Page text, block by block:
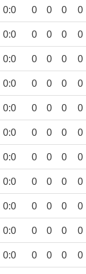
0:0 0 0 0 0
0:0 0 0 0 0
0:0 0 0 0 0
0:0 0 0 0 0
0:0 0 0 0 0
0:0 0 0 0 0
0:0 0 0 0 0
0:0 0 0 0 0
0:0 0 0 0 0
0:0 0 0 0 0
0:0 0 0 0 0